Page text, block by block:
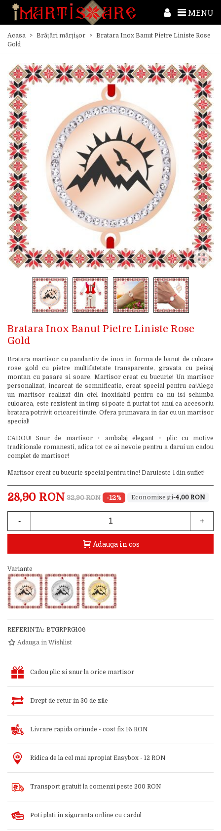
MENU
Acasa > Brățări mărțișor > Bratara Inox Banut Pietre Liniste Rose
Gold
Bratara Inox Banut Pietre Liniste Rose
Gold
Bratara martisor cu pandantiv de inox in forma de banut de culoare
rose gold cu pietre multifatetate transparente, gravata cu peisaj
montan cu pasare si soare. Martisor creat cu bucurie! Un martisor
personalizat, incarcat de semnificatie, creat special pentru ea!Alege
un martisor realizat din otel inoxidabil pentru ca nu isi schimba
culoarea, este rezistent in timp si poate fi purtat tot anul ca accesoriu
bratara potrivit oricarei tinute. Ofera primavara in dar cu un martisor
special!
CADOU! Snur de martisor + ambalaj elegant + plic cu motive
traditionale romanesti, adica tot ce ai nevoie pentru a darui un cadou
complet de martisor!
Martisor creat cu bucurie special pentru tine! Daruieste-l din suflet!
28,90 RON 32,90 RON -12% -4,00 RON
- +
Adauga in cos
Variante
REFERINTA: BTGRPRG106
Adauga in Wishlist
Cadou plic si snur la orice martisor
Drept de retur in 30 de zile
Livrare rapida oriunde - cost fix 16 RON
Ridica de la cel mai apropiat Easybox - 12 RON
Transport gratuit la comenzi peste 200 RON
Poti plati in siguranta online cu cardul